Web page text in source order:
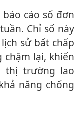
Chỉ số này
sử bất chấp
lại, khiến
thị trường lao
năng chống